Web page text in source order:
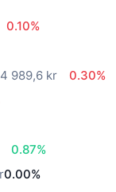
0.10%
4 989,6 kr
0.30%
0.87%
0.00%